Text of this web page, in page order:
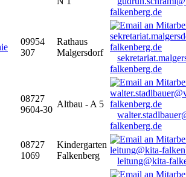
falkenberg.de
09954
307
Rathaus
Malgersdorf
falkenberg.de
08727
9604-30
Altbau - A 5
falkenberg.de
08727
1069
Kindergarten
Falkenberg
leitung@kita-